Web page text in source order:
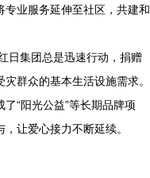
业服务延伸至社区，共建和
日集团总是迅速行动，捐赠
群众的基本生活设施需求。
“阳光公益”等长期品牌项
让爱心接力不断延续。